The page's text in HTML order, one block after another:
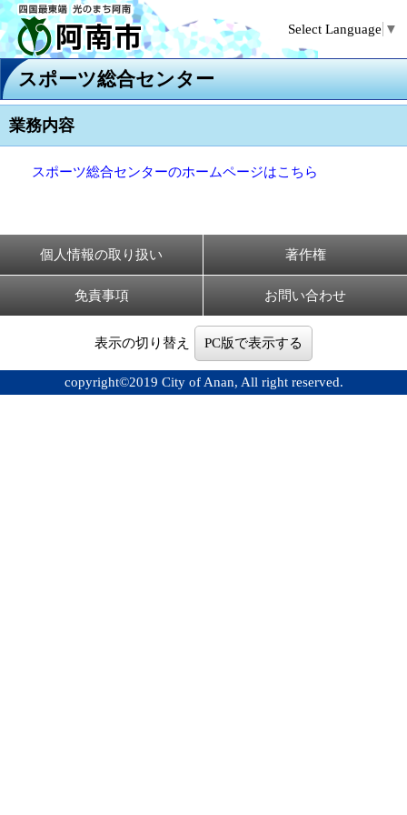
Select Language ▼
スポーツ総合センター
業務内容
スポーツ総合センターのホームページはこちら
個人情報の取り扱い 著作権
免責事項 お問い合わせ
表示の切り替え PC版で表示する
copyright©2019 City of Anan, All right reserved.